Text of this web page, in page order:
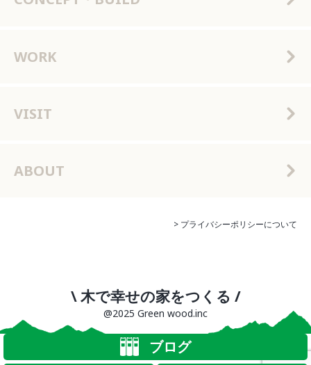
WORK
VISIT
ABOUT
> プライバシーポリシーについて
\ 木で幸せの家をつくる /
@2025 Green wood.inc
ブログ